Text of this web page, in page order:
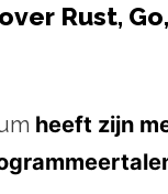
Rust,
heeft zijn